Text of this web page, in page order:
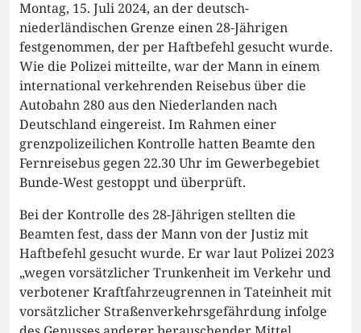
Montag, 15. Juli 2024, an der deutsch-
niederländischen Grenze einen 28-Jährigen
festgenommen, der per Haftbefehl gesucht wurde.
Wie die Polizei mitteilte, war der Mann in einem
international verkehrenden Reisebus über die
Autobahn 280 aus den Niederlanden nach
Deutschland eingereist. Im Rahmen einer
grenzpolizeilichen Kontrolle hatten Beamte den
Fernreisebus gegen 22.30 Uhr im Gewerbegebiet
Bunde-West gestoppt und überprüft.
Bei der Kontrolle des 28-Jährigen stellten die
Beamten fest, dass der Mann von der Justiz mit
Haftbefehl gesucht wurde. Er war laut Polizei 2023
„wegen vorsätzlicher Trunkenheit im Verkehr und
verbotener Kraftfahrzeugrennen in Tateinheit mit
vorsätzlicher Straßenverkehrsgefährdung infolge